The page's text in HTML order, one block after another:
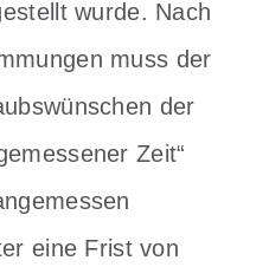
wurde. Nach
muss der
der
Zeit“
eine Frist von